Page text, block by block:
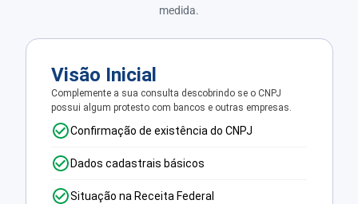
medida.
Visão Inicial
Complemente a sua consulta descobrindo se o CNPJ
possui algum protesto com bancos e outras empresas.
Confirmação de existência do CNPJ
Dados cadastrais básicos
Situação na Receita Federal